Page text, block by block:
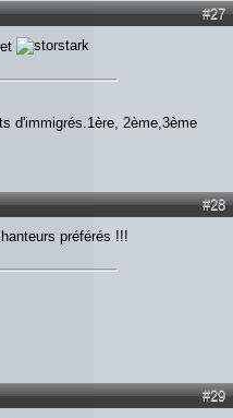
#27
d'immigrés.1ère, 2ème,3ème
#28
préférés !!!
#29